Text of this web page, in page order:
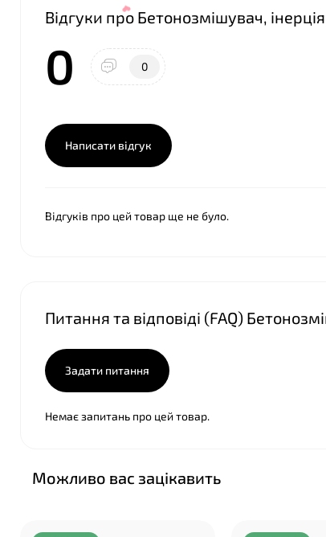
Відгуки про Бетонозмішувач,
0 0
Написати відгук
Відгуків про цей товар ще не було.
Питання та відповіді (FAQ)
Задати питання
Немає запитань про цей товар.
Можливо вас зацікавить
❤